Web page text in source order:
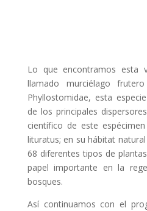
Lo que encontramos esta
llamado murciélago
Phyllostomidae, esta
de los principales
científico de este
lituratus; en su hábitat
68 diferentes tipos de
papel importante en la
bosques.
Así continuamos con el